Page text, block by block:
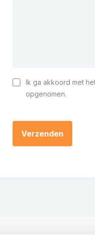
Instemming
Ik ga akkoord met
opgenomen.